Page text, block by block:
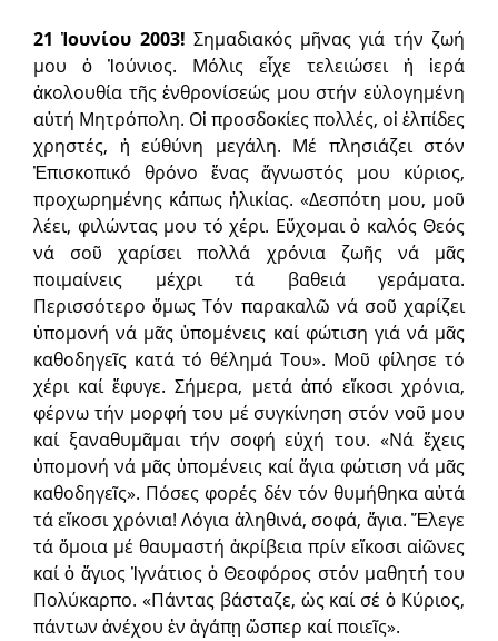
21 Ἰουνίου 2003! Σημαδιακός μῆνας γιά τήν ζωή
μου ὁ Ἰούνιος. Μόλις εἶχε τελειώσει ἡ ἱερά
ἀκολουθία τῆς ἐνθρονίσεώς μου στήν εὐλογημένη
αὐτή Μητρόπολη. Οἱ προσδοκίες πολλές, οἱ ἐλπίδες
χρηστές, ἡ εύθύνη μεγάλη. Μέ πλησιάζει στόν
Ἐπισκοπικό θρόνο ἕνας ἄγνωστός μου κύριος,
προχωρημένης κάπως ἡλικίας. «Δεσπότη μου, μοῦ
λέει, φιλώντας μου τό χέρι. Εὔχομαι ὁ καλός Θεός
νά σοῦ χαρίσει πολλά χρόνια ζωῆς νά μᾶς
ποιμαίνεις μέχρι τά βαθειά γεράματα.
Περισσότερο ὅμως Τόν παρακαλῶ νά σοῦ χαρίζει
ὑπομονή νά μᾶς ὑπομένεις καί φώτιση γιά νά μᾶς
καθοδηγεῖς κατά τό θέλημά Του». Μοῦ φίλησε τό
χέρι καί ἔφυγε. Σήμερα, μετά ἀπό εἴκοσι χρόνια,
φέρνω τήν μορφή του μέ συγκίνηση στόν νοῦ μου
καί ξαναθυμᾶμαι τήν σοφή εὐχή του. «Νά ἔχεις
ὑπομονή νά μᾶς ὑπομένεις καί ἅγια φώτιση νά μᾶς
καθοδηγεῖς». Πόσες φορές δέν τόν θυμήθηκα αὐτά
τά εἴκοσι χρόνια! Λόγια ἀληθινά, σοφά, ἅγια. Ἔλεγε
τά ὅμοια μέ θαυμαστή ἀκρίβεια πρίν εἴκοσι αἰῶνες
καί ὁ ἅγιος Ἰγνάτιος ὁ Θεοφόρος στόν μαθητή του
Πολύκαρπο. «Πάντας βάσταζε, ὡς καί σέ ὁ Κύριος,
πάντων ἀνέχου ἐν ἀγάπῃ ὥσπερ καί ποιεῖς».